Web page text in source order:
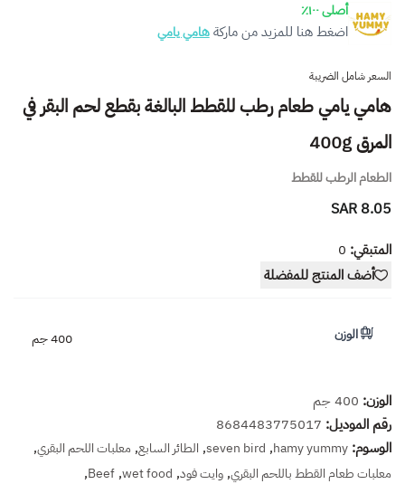
أصلى ١٠٠٪
اضغط هنا للمزيد من ماركةهامي يامي
السعر شامل الضريبة
هامي يامي طعام رطب للقطط البالغة بقطع لحم البقر في
المرق 400g
الطعام الرطب للقطط
8.05 SAR
المتبقي: 0
أضف المنتج للمفضلة
الوزن 400 جم
الوزن: 400 جم
رقم الموديل: 8684483775017
الوسوم: hamy yummy
,
seven bird
, الطائر السابع, معلبات اللحم البقري,
معلبات طعام القطط باللحم البقري, وايت فود,
wet food
,
Beef
,